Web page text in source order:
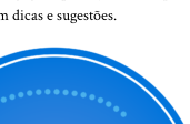
dicas e sugestões.